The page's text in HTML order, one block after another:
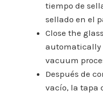
tiempo de
sellado en el
Close the
automatically
vacuum
Después de
vacío, la tapa